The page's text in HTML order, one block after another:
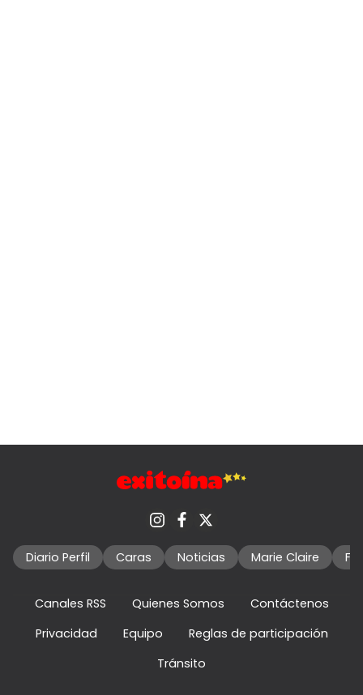
Diario Perfil Caras Noticias Marie Claire
Canales RSS Quienes Somos
Contáctenos
Privacidad
Equipo
Reglas de participación
Tránsito